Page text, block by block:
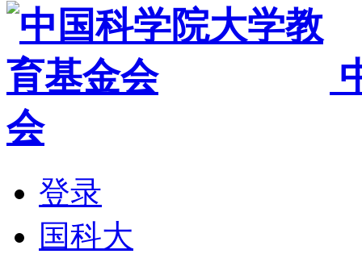
会
登录
国科大